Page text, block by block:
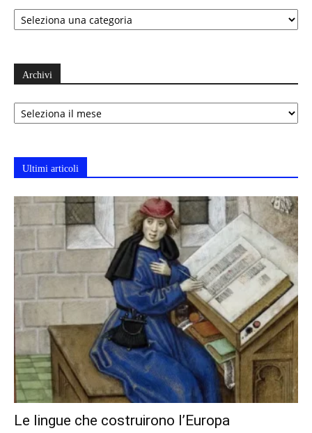
Categorie
Archivi
Archivi
Ultimi articoli
Le lingue che costruirono l’Europa